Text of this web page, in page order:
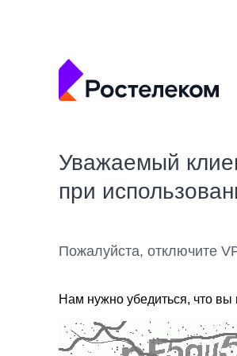
Уважаемый
при
Пожалуйста, отключите
Нам нужно убедиться, что вы